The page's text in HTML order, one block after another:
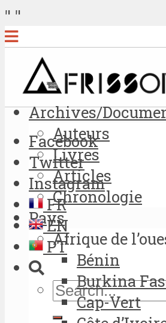
" "
Facebook
Twitter
Instagram
FR
EN
PT
Archives/
Auteurs
Livres
Articles
Chronologie
Pays
Afrique de
Bénin
Burkina
Cap-Vert